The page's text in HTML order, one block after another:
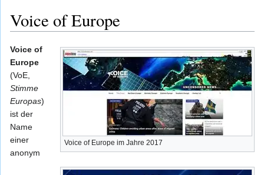
Voice of Europe
Voice of Europe im Jahre 2017
Voice of
Europe
(VoE,
Stimme
Europas)
ist der
Name
einer
anonym